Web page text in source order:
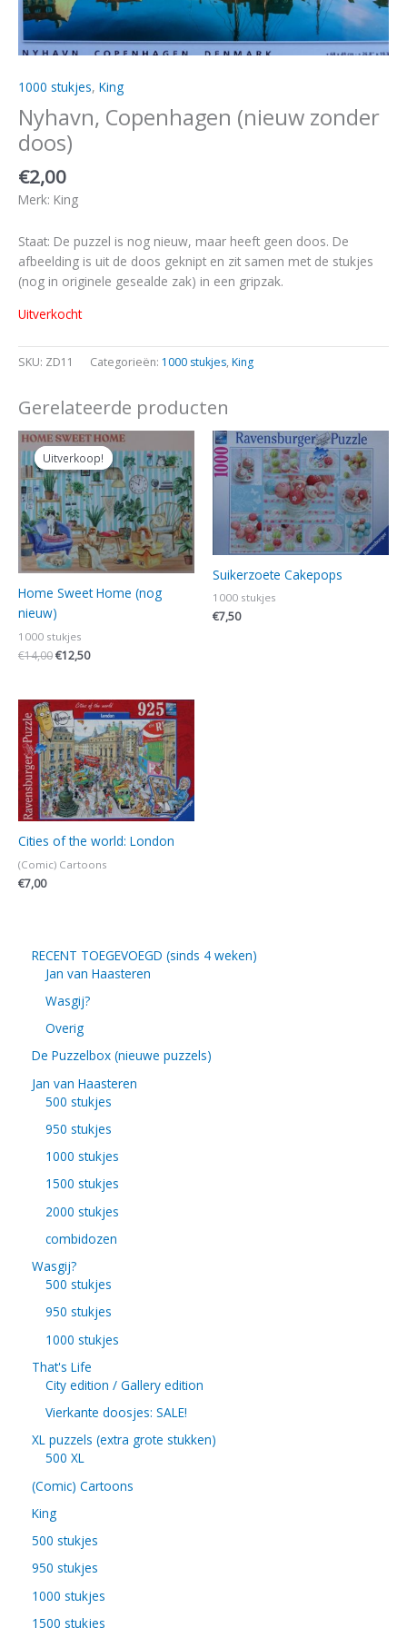
1000 stukjes, King
Nyhavn, Copenhagen (nieuw zonder
doos)
€2,00
Merk: King
Staat: De puzzel is nog nieuw, maar heeft geen doos. De
afbeelding is uit de doos geknipt en zit samen met de stukjes
(nog in originele gesealde zak) in een gripzak.
Uitverkocht
SKU: ZD11 Categorieën: 1000 stukjes, King
Gerelateerde producten
Uitverkoop!
Uitverkoop!
Home Sweet Home (nog
nieuw)
1000 stukjes
€14,00
Oorspronkelijke
prijs
was:
€14,00.
€12,50
Huidige
prijs
is:
€12,50.
Suikerzoete Cakepops
1000 stukjes
€7,50
Cities of the world: London
(Comic) Cartoons
€7,00
RECENT TOEGEVOEGD (sinds 4 weken)
Jan van Haasteren
Wasgij?
Overig
De Puzzelbox (nieuwe puzzels)
Jan van Haasteren
500 stukjes
950 stukjes
1000 stukjes
1500 stukjes
2000 stukjes
combidozen
Wasgij?
500 stukjes
950 stukjes
1000 stukjes
That's Life
City edition / Gallery edition
Vierkante doosjes: SALE!
XL puzzels (extra grote stukken)
500 XL
(Comic) Cartoons
King
500 stukjes
950 stukjes
1000 stukjes
1500 stukjes